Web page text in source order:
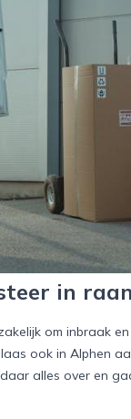
in
om inbraak
ook in Alphen
alles over en